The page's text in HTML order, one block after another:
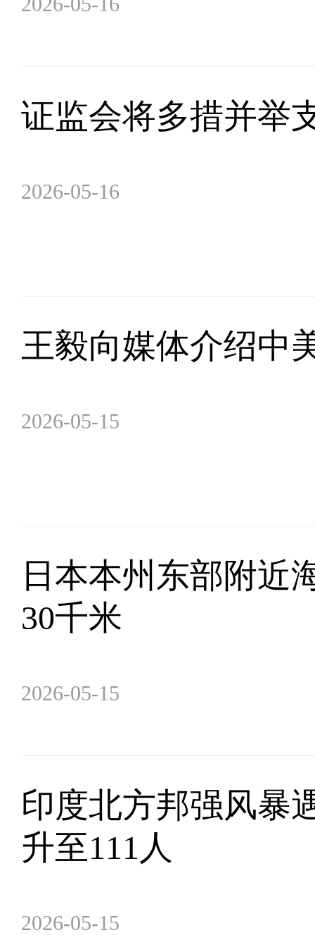
证监会将多措并举
2026-05-16
王毅向媒体介绍中
2026-05-15
日本本州东部附近
30千米
2026-05-15
印度北方邦强风暴
升至111人
2026-05-15